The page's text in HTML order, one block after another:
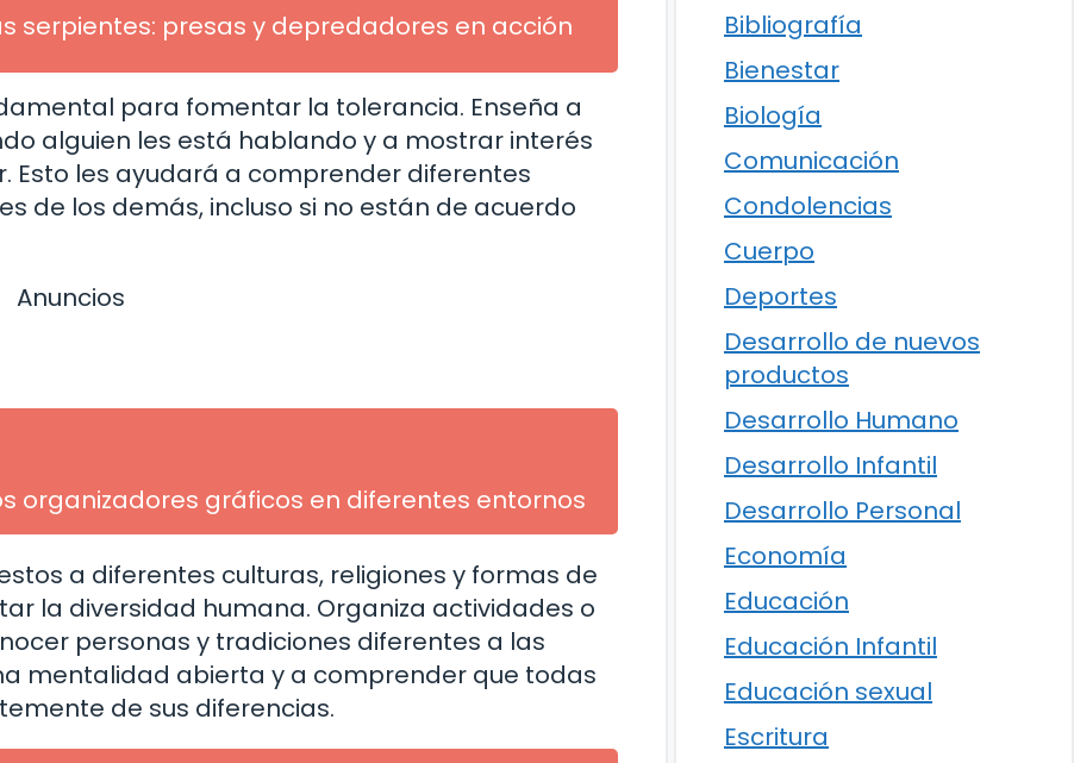
serpientes: presas y depredadores en acción
para fomentar la tolerancia. Enseña a
alguien les está hablando y a mostrar interés
Esto les ayudará a comprender diferentes
de los demás, incluso si no están de acuerdo
Anuncios
organizadores gráficos en diferentes entornos
a diferentes culturas, religiones y formas de
la diversidad humana. Organiza actividades o
personas y tradiciones diferentes a las
mentalidad abierta y a comprender que todas
de sus diferencias.
Bibliografía
Bienestar
Biología
Comunicación
Condolencias
Cuerpo
Deportes
Desarrollo de nuevos
productos
Desarrollo Humano
Desarrollo Infantil
Desarrollo Personal
Economía
Educación
Educación Infantil
Educación sexual
Escritura